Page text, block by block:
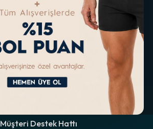
Müşteri Destek Hattı